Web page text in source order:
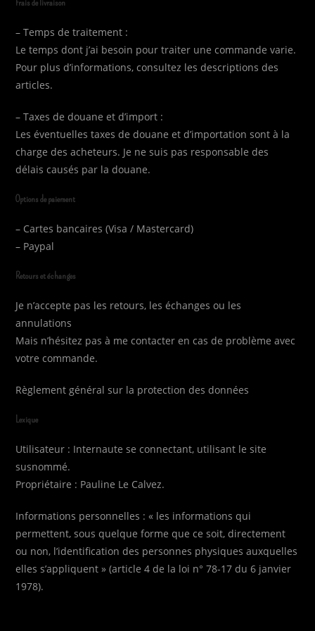
Frais de livraison
– Temps de traitement :
Le temps dont j’ai besoin pour traiter une commande varie.
Pour plus d’informations, consultez les descriptions des
articles.
– Taxes de douane et d’import :
Les éventuelles taxes de douane et d’importation sont à la
charge des acheteurs. Je ne suis pas responsable des
délais causés par la douane.
Options de paiement
– Cartes bancaires (Visa / Mastercard)
– Paypal
Retours et échanges
Je n’accepte pas les retours, les échanges ou les
annulations
Mais n’hésitez pas à me contacter en cas de problème avec
votre commande.
Règlement général sur la protection des données
Lexique
Utilisateur : Internaute se connectant, utilisant le site
susnommé.
Propriétaire : Pauline Le Calvez.
Informations personnelles : « les informations qui
permettent, sous quelque forme que ce soit, directement
ou non, l’identification des personnes physiques auxquelles
elles s’appliquent » (article 4 de la loi n° 78-17 du 6 janvier
1978).